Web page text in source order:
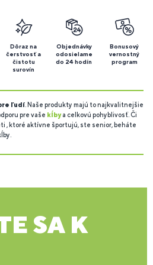
Dôraz na
čerstvosť a
čistotu
surovín
Objednávky
odosielame
do 24 hodín
Bonusový
vernostný
program
ľudí . Naše produkty majú to najkvalitnejšie
pre vaše kĺbya celkovú pohyblivosť. Či
, ktoré aktívne športujú, ste senior, beháte
SA K